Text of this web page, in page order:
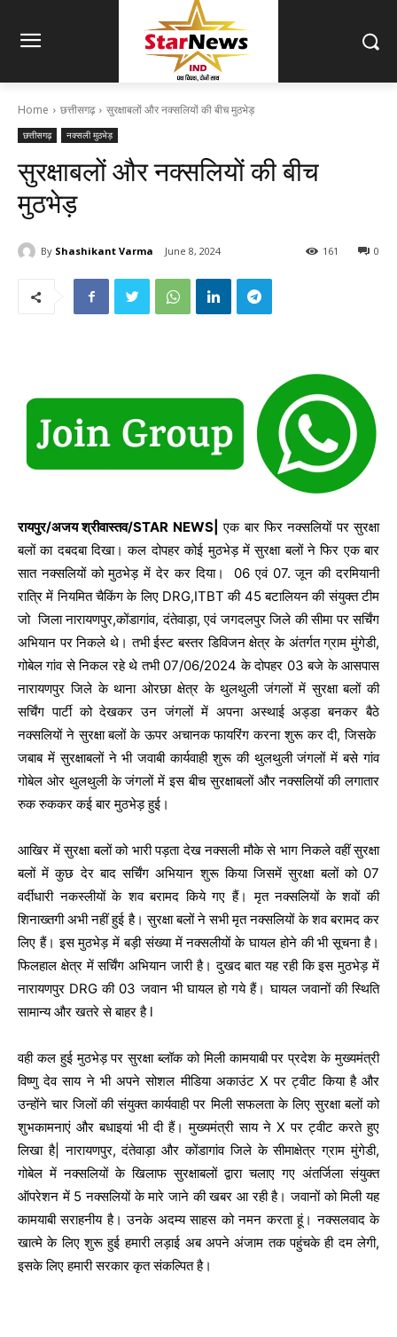
Home छत्तीसगढ़ सुरक्षाबलों और नक्सलियों की बीच मुठभेड़
छत्तीसगढ़ नक्सली मुठभेड़
सुरक्षाबलों और नक्सलियों की बीच
मुठभेड़
By Shashikant Varma June 8, 2024 0
161
रायपुर/अजय श्रीवास्तव/STAR NEWS| एक बार फिर नक्सलियों पर सुरक्षा
बलों का दबदबा दिखा। कल दोपहर कोई मुठभेड़ में सुरक्षा बलों ने फिर एक बार
सात नक्सलियों को मुठभेड़ में देर कर दिया। 06 एवं 07. जून की दरमियानी
रात्रि में नियमित चैकिंग के लिए DRG,ITBT की 45 बटालियन की संयुक्त टीम
जो जिला नारायणपुर,कोंडागांव, दंतेवाड़ा, एवं जगदलपुर जिले की सीमा पर सर्चिंग
अभियान पर निकले थे। तभी ईस्ट बस्तर डिविजन क्षेत्र के अंतर्गत ग्राम मुंगेडी,
गोबेल गांव से निकल रहे थे तभी 07/06/2024 के दोपहर 03 बजे के आसपास
नारायणपुर जिले के थाना ओरछा क्षेत्र के थुलथुली जंगलों में सुरक्षा बलों की
सर्चिंग पार्टी को देखकर उन जंगलों में अपना अस्थाई अड्डा बनकर बैठे
नक्सलियों ने सुरक्षा बलों के ऊपर अचानक फायरिंग करना शुरू कर दी, जिसके
जबाब में सुरक्षाबलों ने भी जवाबी कार्यवाही शुरू की थुलथुली जंगलों में बसे गांव
गोबेल ओर थुलथुली के जंगलों में इस बीच सुरक्षाबलों और नक्सलियों की लगातार
रुक रुककर कई बार मुठभेड़ हुई।
आखिर में सुरक्षा बलों को भारी पड़ता देख नक्सली मौके से भाग निकले वहीं सुरक्षा
बलों में कुछ देर बाद सर्चिंग अभियान शुरू किया जिसमें सुरक्षा बलों को 07
वर्दीधारी नकस्लीयों के शव बरामद किये गए हैं। मृत नक्सलियों के शवों की
शिनाख्तगी अभी नहीं हुई है। सुरक्षा बलों ने सभी मृत नक्सलियों के शव बरामद कर
लिए हैं। इस मुठभेड़ में बड़ी संख्या में नक्सलीयों के घायल होने की भी सूचना है।
फिलहाल क्षेत्र में सर्चिंग अभियान जारी है। दुखद बात यह रही कि इस मुठभेड़ में
नारायणपुर DRG की 03 जवान भी घायल हो गये हैं। घायल जवानों की स्थिति
सामान्य और खतरे से बाहर है l
वही कल हुई मुठभेड़ पर सुरक्षा ब्लॉक को मिली कामयाबी पर प्रदेश के मुख्यमंत्री
विष्णु देव साय ने भी अपने सोशल मीडिया अकाउंट X पर ट्वीट किया है और
उन्होंने चार जिलों की संयुक्त कार्यवाही पर मिली सफलता के लिए सुरक्षा बलों को
शुभकामनाएं और बधाइयां भी दी हैं। मुख्यमंत्री साय ने X पर ट्वीट करते हुए
लिखा है| नारायणपुर, दंतेवाड़ा और कोंडागांव जिले के सीमाक्षेत्र ग्राम मुंगेडी,
गोबेल में नक्सलियों के खिलाफ सुरक्षाबलों द्वारा चलाए गए अंतर्जिला संयुक्त
ऑपरेशन में 5 नक्सलियों के मारे जाने की खबर आ रही है। जवानों को मिली यह
कामयाबी सराहनीय है। उनके अदम्य साहस को नमन करता हूं। नक्सलवाद के
खात्मे के लिए शुरू हुई हमारी लड़ाई अब अपने अंजाम तक पहुंचके ही दम लेगी,
इसके लिए हमारी सरकार कृत संकल्पित है।